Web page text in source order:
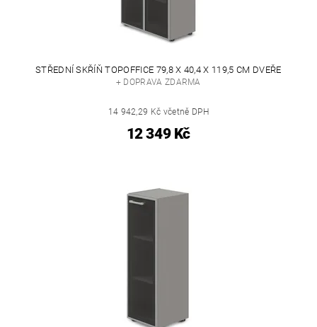
STŘEDNÍ SKŘÍŇ TOPOFFICE 79,8 X 40,4 X 119,5 CM DVEŘE
+ DOPRAVA ZDARMA
14 942,29 Kč včetně DPH
12 349 Kč